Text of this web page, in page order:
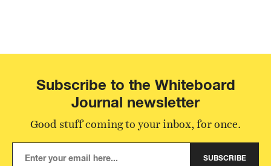
Subscribe to the Whiteboard
Journal newsletter
Good stuff coming to your inbox, for once.
SUBSCRIBE